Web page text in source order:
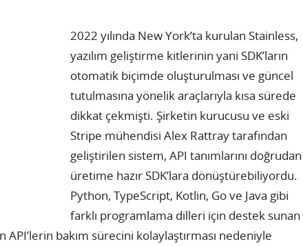
2022 yılında New York’ta kurulan Stainless,
yazılım geliştirme kitlerinin yani SDK’ların
otomatik biçimde oluşturulması ve güncel
tutulmasına yönelik araçlarıyla kısa sürede
dikkat çekmişti. Şirketin kurucusu ve eski
Stripe mühendisi Alex Rattray tarafından
geliştirilen sistem, API tanımlarını doğrudan
üretime hazır SDK’lara dönüştürebiliyordu.
Python, TypeScript, Kotlin, Go ve Java gibi
farklı programlama dilleri için destek sunan
API’lerin bakım sürecini kolaylaştırması nedeniyle